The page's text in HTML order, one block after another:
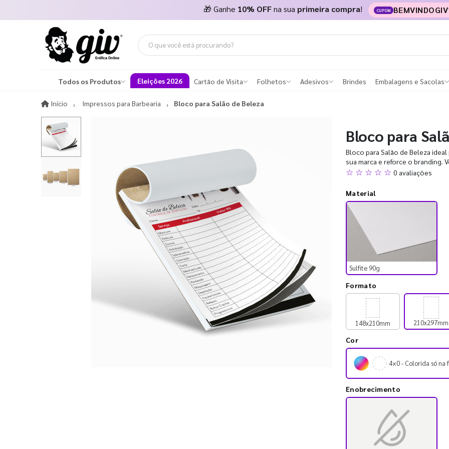
🎁 Ganhe 10% OFFna sua primeira compra! CUPOM
Todos os Produtos Eleições 2026 Cartão de Visita Folhetos Adesivos Brindes Embalagens e Sacolas
Início InícioImpressos para Barbearia Bloco para Salão de Beleza
Bloco para
Bloco para Salão de Beleza
sua marca e reforce o branding.
☆ ☆ ☆ ☆ ☆ 0 avaliações
Material
Sulfite 90g
Formato
148x210mm 210x297mm
Cor
4×0 - Colorida só na
Enobrecimento